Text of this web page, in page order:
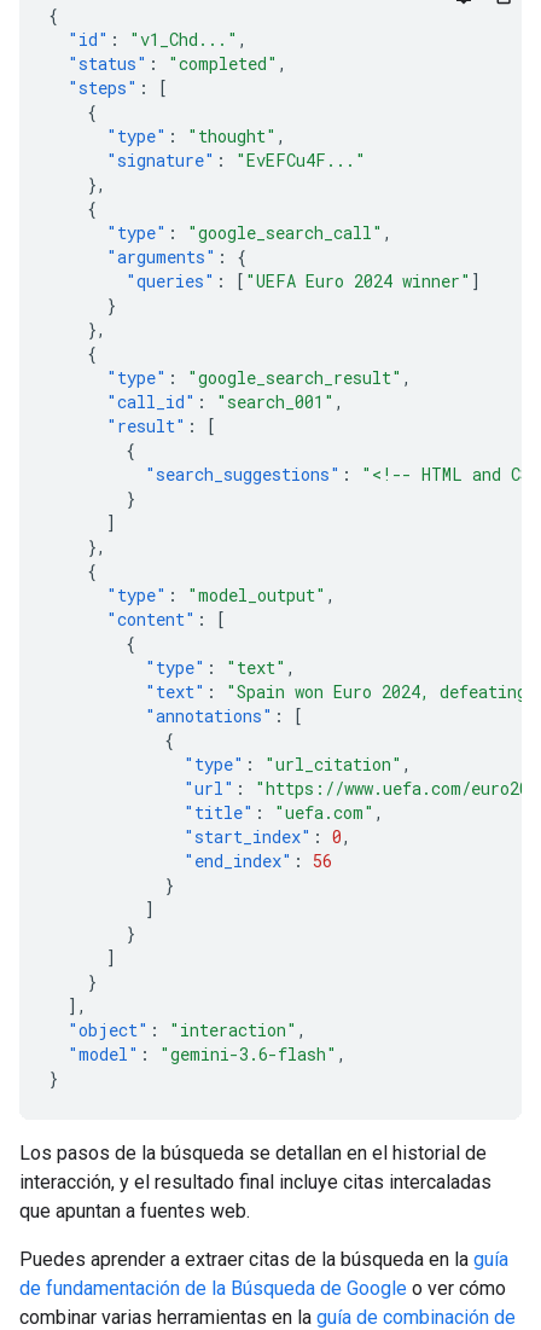
{
"id" : "v1_Chd..." ,
"status" : "completed" ,
"steps" :
[
{
"type" : "thought" ,
"signature" :
"EvEFCu4F..."
},
{
"type" : "google_search_call" ,
"arguments" :
{
"queries" : [ "UEFA Euro 2024 winner" ]
}
},
{
"type" : "google_search_result" ,
"call_id" : "search_001" ,
"result" :
[
{
"search_suggestions" :
"<!-- HTML and
}
]
},
{
"type" : "model_output" ,
"content" :
[
{
"type" : "text" ,
"text" :
"Spain won Euro 2024,
"annotations" :
[
{
"type" : "url_citation" ,
"url" :
"https://www.uefa.com/
"title" : "uefa.com" ,
"start_index" : 0,
"end_index" :
56
}
]
}
]
}
],
"object" : "interaction" ,
"model" : "gemini-3.6-flash" ,
}
Los pasos de la búsqueda se detallan en el historial de
interacción, y el resultado final incluye citas intercaladas
que apuntan a fuentes web.
Puedes aprender a extraer citas de la búsqueda en la guía
de fundamentación de la Búsqueda de Google o ver cómo
combinar varias herramientas en la guía de combinación de